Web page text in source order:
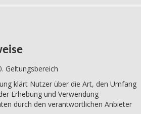
Geltungsbereich
klärt Nutzer über die Art, den Umfang
Erhebung und Verwendung
durch den verantwortlichen Anbieter